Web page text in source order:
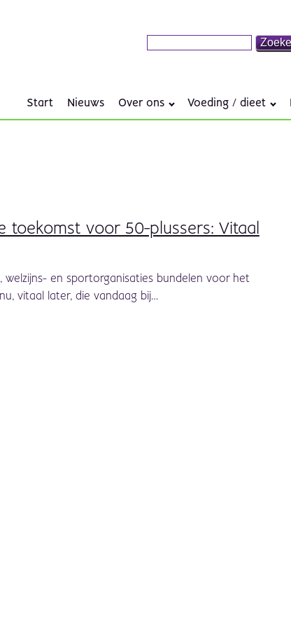
Start Nieuws Over ons Voeding / dieet
toekomst voor 50-plussers: Vitaal
welzijns- en sportorganisaties bundelen voor het
vitaal later, die vandaag bij…